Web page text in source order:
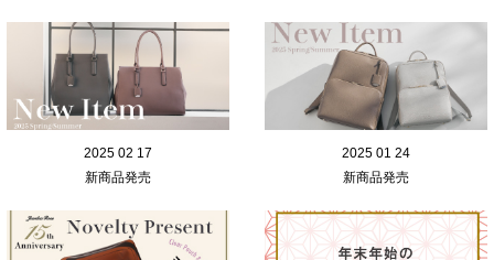
2025 02 17
新商品発売
2025 01 24
新商品発売